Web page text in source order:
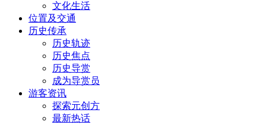
文化生活
位置及交通
历史传承
历史轨迹
历史焦点
历史导赏
成为导赏员
游客资讯
探索元创方
最新热话